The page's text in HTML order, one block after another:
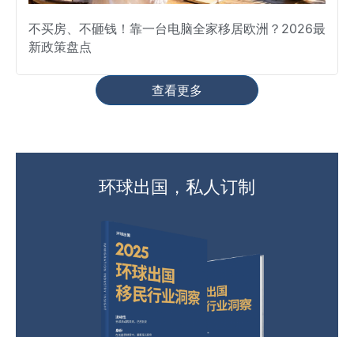
不买房、不砸钱！靠一台电脑全家移居欧洲？2026最
新政策盘点
查看更多
环球出国，私人订制